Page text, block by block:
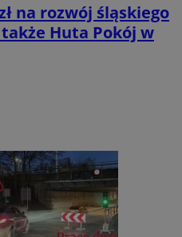
na rozwój śląskiego
Huta Pokój w